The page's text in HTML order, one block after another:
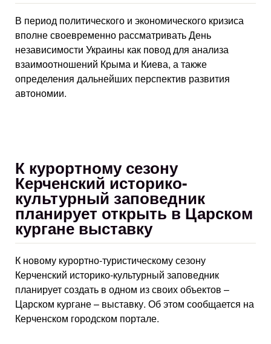
В период политического и экономического кризиса
вполне своевременно рассматривать День
независимости Украины как повод для анализа
взаимоотношений Крыма и Киева, а также
определения дальнейших перспектив развития
автономии.
К курортному сезону
Керченский историко-
культурный заповедник
планирует открыть в Царском
кургане выставку
К новому курортно-туристическому сезону
Керченский историко-культурный заповедник
планирует создать в одном из своих объектов –
Царском кургане – выставку. Об этом сообщается на
Керченском городском портале.